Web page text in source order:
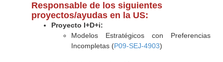
Responsable de los siguientes
proyectos/ayudas en la US:
Proyecto I+D+i:
Modelos Estratégicos con Preferencias
Incompletas (P09-SEJ-4903)